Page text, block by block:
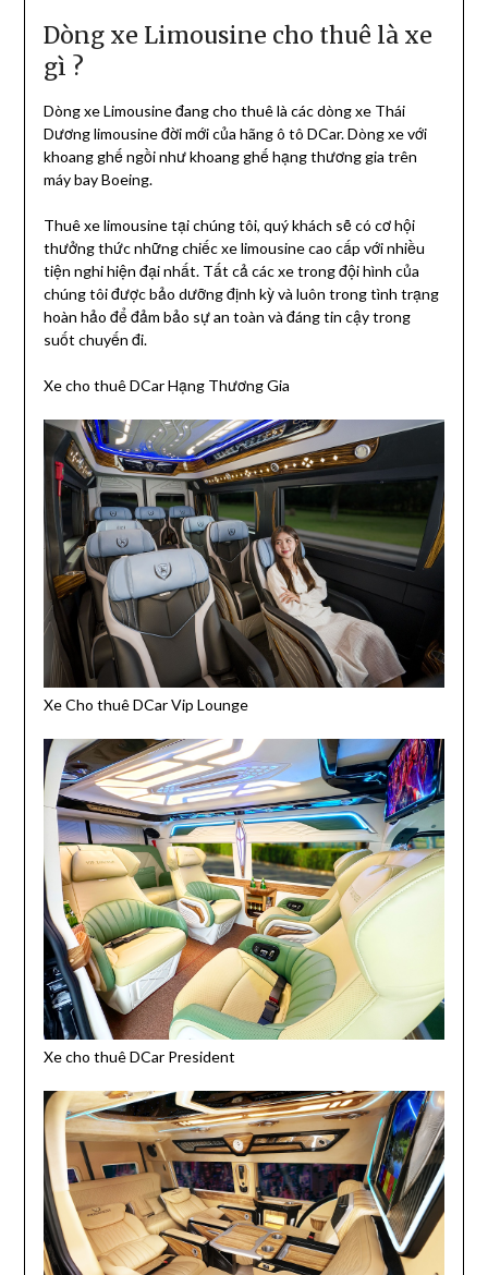
Dòng xe Limousine cho thuê là xe
gì ?
Dòng xe Limousine đang cho thuê là các dòng xe Thái
Dương limousine đời mới của hãng ô tô DCar. Dòng xe với
khoang ghế ngồi như khoang ghế hạng thương gia trên
máy bay Boeing.
Thuê xe limousine tại chúng tôi, quý khách sẽ có cơ hội
thưởng thức những chiếc xe limousine cao cấp với nhiều
tiện nghi hiện đại nhất. Tất cả các xe trong đội hình của
chúng tôi được bảo dưỡng định kỳ và luôn trong tình trạng
hoàn hảo để đảm bảo sự an toàn và đáng tin cậy trong
suốt chuyến đi.
Xe cho thuê DCar Hạng Thương Gia
Xe Cho thuê DCar Vip Lounge
Xe cho thuê DCar President